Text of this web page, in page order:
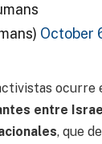
October
ocurre
entre
, que